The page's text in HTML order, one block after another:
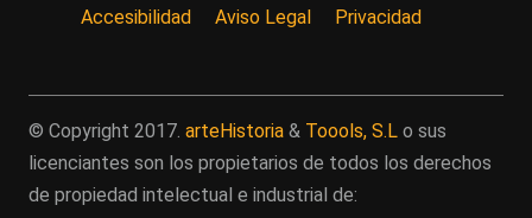
Accesibilidad
Aviso Legal Privacidad
© Copyright 2017. arteHistoria & Toools, S.L o sus
licenciantes son los propietarios de todos los derechos
de propiedad intelectual e industrial de: